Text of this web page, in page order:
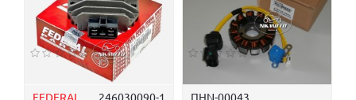
FEDERAL 246030090-1 ΠΗΝ-00043